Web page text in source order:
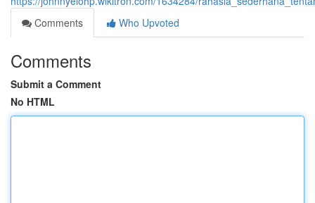
Comments
Who Upvoted
Comments
Submit a Comment
No HTML